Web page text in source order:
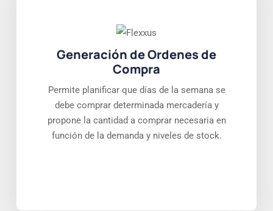
Generación de Ordenes de
Compra
Permite planificar que días de la semana se
debe comprar determinada mercadería y
propone la cantidad a comprar necesaria en
función de la demanda y niveles de stock.